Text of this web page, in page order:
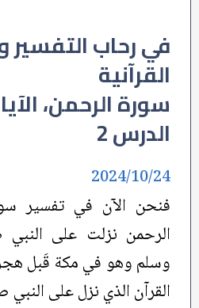
في رحاب التفسير
القرآنية
الدرس 2
فنحن الآن في تفسير
الرحمن نزلت على النبي
وسلم وهو في مكة قَبل
القرآن الذي نزل على
2024/10/24